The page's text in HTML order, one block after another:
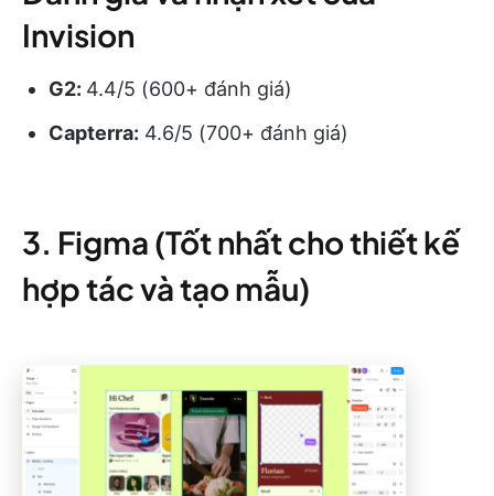
Invision
G2: 4.4/5 (600+ đánh giá)
Capterra: 4.6/5 (700+ đánh giá)
3. Figma (Tốt nhất cho thiết kế
hợp tác và tạo mẫu)